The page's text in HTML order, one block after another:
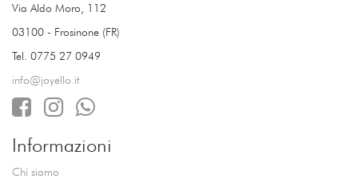
Via Aldo Moro, 112
03100 - Frosinone (FR)
Tel. 0775 27 0949
info@joyello.it
Informazioni
Chi siamo